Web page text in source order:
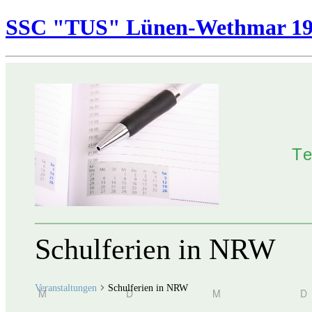
SSC "TUS" Lünen-Wethmar
Schulferien in NRW
Veranstaltungen Schulferien in NRW
Kalender
MMONTAG DDIENSTAG M D